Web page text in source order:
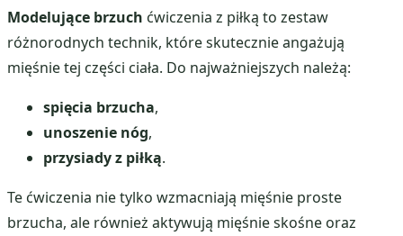
Modelujące brzuch ćwiczenia z piłką to zestaw
różnorodnych technik, które skutecznie angażują
mięśnie tej części ciała. Do najważniejszych należą:
spięcia brzucha,
unoszenie nóg,
przysiady z piłką.
Te ćwiczenia nie tylko wzmacniają mięśnie proste
brzucha, ale również aktywują mięśnie skośne oraz